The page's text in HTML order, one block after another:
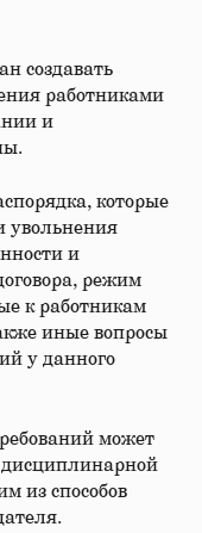
создавать
работниками
и
которые
увольнения
и
режим
к работникам
иные вопросы
у данного
может
дисциплинарной
из способов